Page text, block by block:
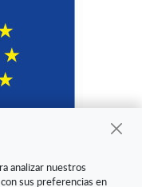
analizar nuestros
sus preferencias en